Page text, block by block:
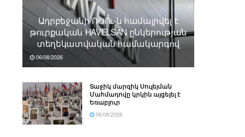
Ադրբեջանի ՌՕՈւ-ն համալրվել է
թուրքական HAVELSAN ընկերության
տեղեկատվական համակարգով
06/08/2026
Տաջիկ մարզիկ Սուլեյման
Մահմադովը կրկին այցելել է
Եռաբլուր
06/08/2026